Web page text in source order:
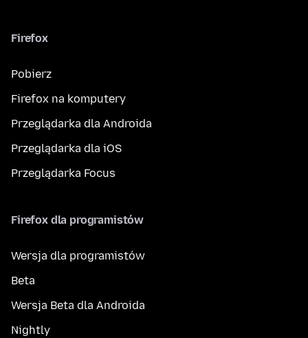
Firefox
Pobierz
Firefox na komputery
Przeglądarka dla Androida
Przeglądarka dla iOS
Przeglądarka Focus
Firefox dla programistów
Wersja dla programistów
Beta
Wersja Beta dla Androida
Nightly